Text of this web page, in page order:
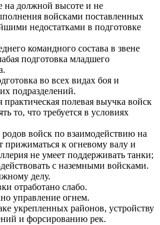
на должной высоте и не
войсками поставленных
недостатками в подготовке
командного состава в звене
подготовка младшего
во всех видах боя и
подразделений.
практическая полевая выучка войск
то, что требуется в условиях
войск по взаимодействию на
прижиматься к огневому валу и
не умеет под­держивать танки;
с наземными войсками.
делу.
отработано слабо.
управление огнем.
укрепленных районов, устройству
и форсированию рек.